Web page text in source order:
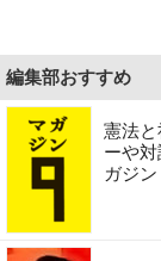
編集部おすすめ
憲法と
ーや
ガジ